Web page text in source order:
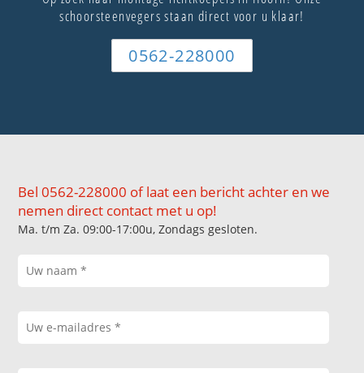
schoorsteenvegers staan direct voor u klaar!
0562-228000
Bel 0562-228000 of laat een bericht achter en we
nemen direct contact met u op!
Ma. t/m Za. 09:00-17:00u, Zondags gesloten.